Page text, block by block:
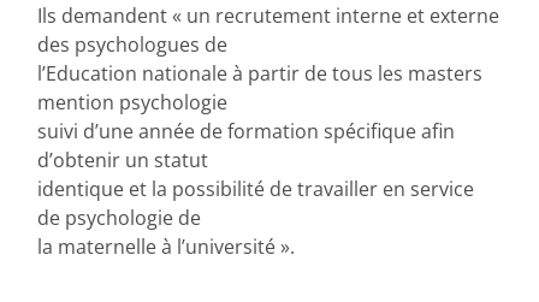
Ils demandent « un recrutement interne et externe
des psychologues de
l’Education nationale à partir de tous les masters
mention psychologie
suivi d’une année de formation spécifique afin
d’obtenir un statut
identique et la possibilité de travailler en service
de psychologie de
la maternelle à l’université ».